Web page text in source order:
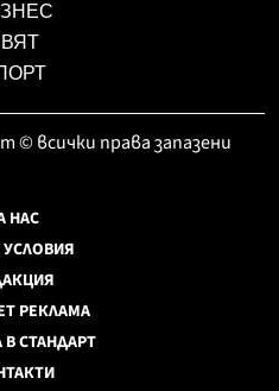
© всички права запазени
НАС
РЕКЛАМА
СТАНДАРТ